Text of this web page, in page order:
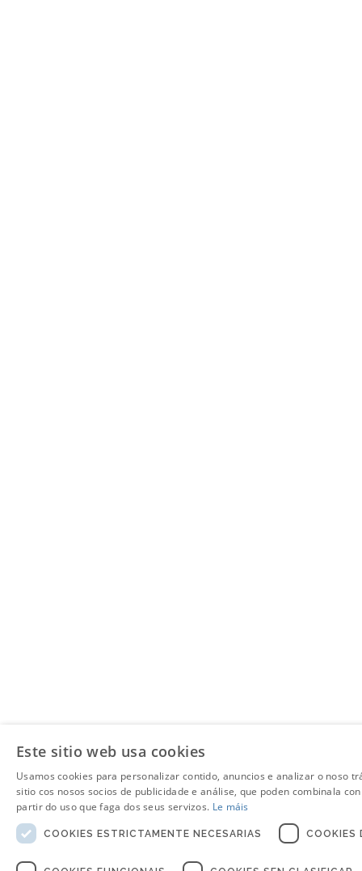
Este sitio web usa cookies
Usamos cookies para personalizar contido, anuncios e analizar o noso
sitio cos nosos socios de publicidade e análise, que poden combinala
partir do uso que faga dos seus servizos. Le máis
COOKIES ESTRICTAMENTE NECESARIAS COOKIES